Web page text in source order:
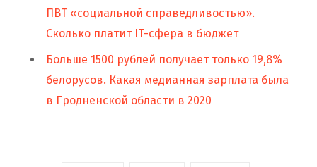
ПВТ «социальной справедливостью».
Сколько платит IT-сфера в бюджет
Больше 1500 рублей получает только 19,8%
белорусов. Какая медианная зарплата была
в Гродненской области в 2020